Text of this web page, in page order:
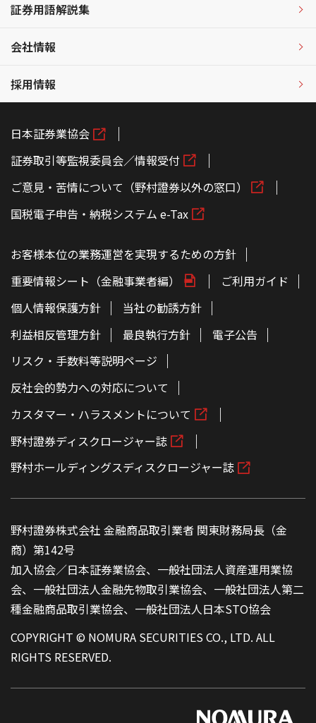
証券用語解説集
会社情報
採用情報
日本証券業協会
証券取引等監視委員会／情報受付
ご意見・苦情について（野村證券以外の窓口）
国税電子申告・納税システム e-Tax
お客様本位の業務運営を実現するための方針
重要情報シート（金融事業者編）
ご利用ガイド
個人情報保護方針
当社の勧誘方針
利益相反管理方針
最良執行方針
電子公告
リスク・手数料等説明ページ
反社会的勢力への対応について
カスタマー・ハラスメントについて
野村證券ディスクロージャー誌
野村ホールディングスディスクロージャー誌
野村證券株式会社 金融商品取引業者 関東財務局長（金
商）第142号
加入協会／日本証券業協会、一般社団法人資産運用業協
会、一般社団法人金融先物取引業協会、一般社団法人第二
種金融商品取引業協会、一般社団法人日本STO協会
COPYRIGHT © NOMURA SECURITIES CO., LTD. ALL
RIGHTS RESERVED.